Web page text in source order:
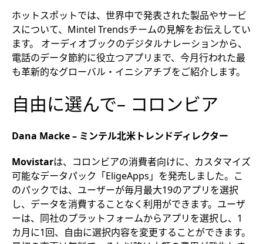
ホットスポットでは、世界中で発表された製品やサービ
スについて、Mintel Trendsチームの見解をお伝えしてい
ます。 オーディオブックのデジタルナレーションから、
電話のデータ節約に役立つアプリまで、今月行われた最
も革新的なグローバル・イニシアチブをご紹介します。
自由に選んで– コロンビア
Dana Macke – ミンテル北米トレンドディレクター
Movistarは、コロンビアの消費者向けに、カスタマイズ
可能なデータパック「EligeApps」を発売しました。こ
のパックでは、ユーザーが毎月最大19のアプリを選択
し、データを消費することなく利用ができます。ユーザ
ーは、同社のプラットフォームからアプリを選択し、1
カ月に1回、自由に選択内容を変更することができます。